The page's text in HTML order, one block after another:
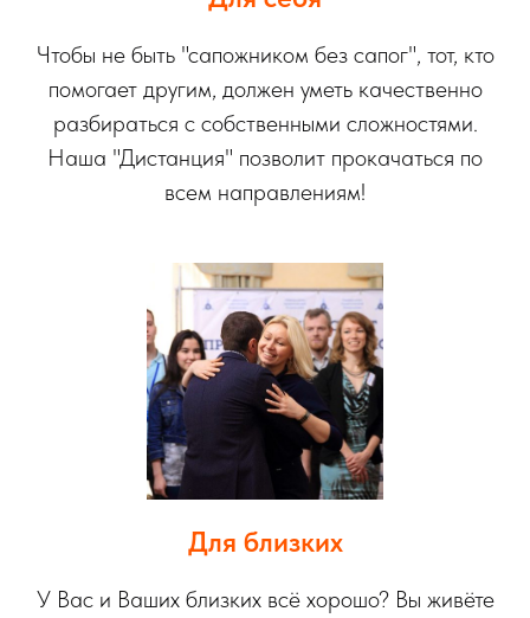
Чтобы не быть "сапожником без сапог", тот, кто
помогает другим, должен уметь качественно
разбираться с собственными сложностями.
Наша "Дистанция" позволит прокачаться по
всем направлениям!
Для близких
У Вас и Ваших близких всё хорошо? Вы живёте